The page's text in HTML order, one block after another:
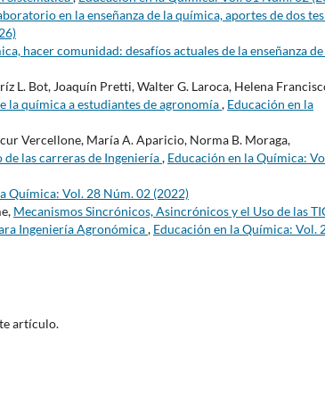
en la enseñanza de la química, aportes de dos
hacer comunidad: desafíos actuales de la enseñanza
L. Bot, Joaquín Pretti, Walter G. Laroca, Helena
la química a estudiantes de agronomía, Educación en la
Vercellone, María A. Aparicio, Norma B. Moraga,
las carreras de Ingeniería, Educación en la Química:
Química: Vol. 28 Núm. 02 (2022)
Mecanismos Sincrónicos, Asincrónicos y el Uso de las
Ingeniería Agronómica, Educación en la Química: Vol.
artículo.